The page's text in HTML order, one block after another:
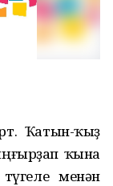
Ҡатын-ҡыҙ
ҡына
менән